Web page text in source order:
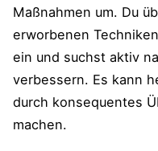
Maßnahmen um. Du
erworbenen
ein und suchst aktiv
verbessern. Es kann
durch konsequentes
machen.